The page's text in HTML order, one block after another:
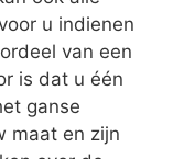
u indienen
van een
is dat u één
ganse
maat en zijn